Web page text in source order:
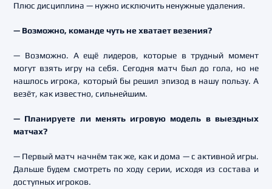
Плюс дисциплина — нужно исключить ненужные удаления.
— Возможно, команде чуть не хватает везения?
— Возможно. А ещё лидеров, которые в трудный момент
могут взять игру на себя. Сегодня матч был до гола, но не
нашлось игрока, который бы решил эпизод в нашу пользу. А
везёт, как известно, сильнейшим.
— Планируете ли менять игровую модель в выездных
матчах?
— Первый матч начнём так же, как и дома — с активной игры.
Дальше будем смотреть по ходу серии, исходя из состава и
доступных игроков.